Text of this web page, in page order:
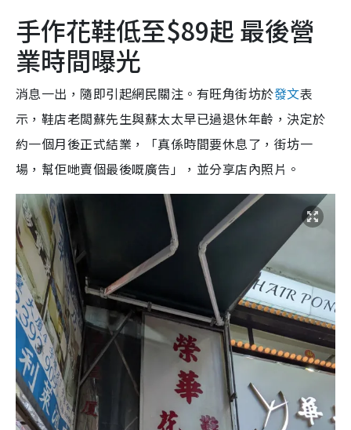
手作花鞋低至$89起 最後營
業時間曝光
消息一出，隨即引起網民關注。有旺角街坊於發文表
示，鞋店老闆蘇先生與蘇太太早已過退休年齡，決定於
約一個月後正式結業，「真係時間要休息了，街坊一
場，幫佢哋賣個最後嘅廣告」，並分享店內照片。